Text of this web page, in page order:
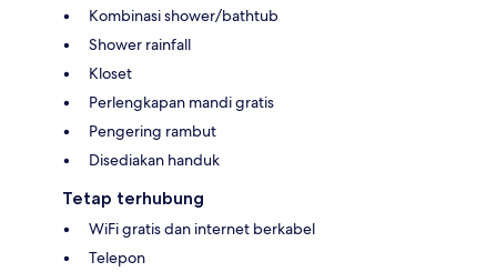
Kombinasi shower/bathtub
Shower rainfall
Kloset
Perlengkapan mandi gratis
Pengering rambut
Disediakan handuk
Tetap terhubung
WiFi gratis dan internet berkabel
Telepon